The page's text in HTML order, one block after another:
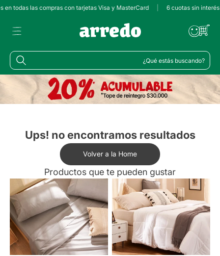
todas las compras con tarjetas Visa y MasterCard 6 cuotas sin
¿Qué estás buscando?
Ups! no encontramos resultados
Volver a la Home
Productos que te pueden gustar